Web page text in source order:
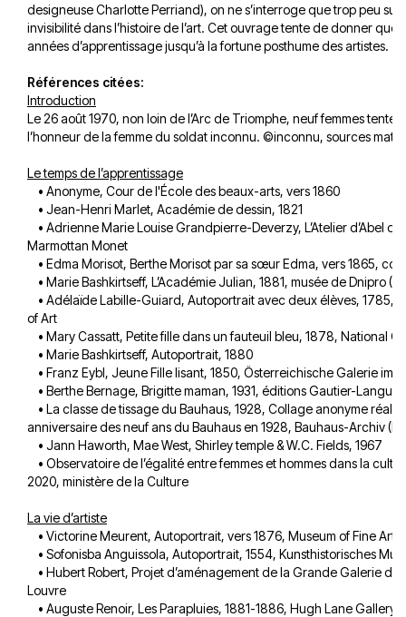
designeuse Charlotte Perriand), on ne s’interroge que trop peu sur
invisibilité dans l’histoire de l’art. Cet ouvrage tente de donner
années d’apprentissage jusqu’à la fortune posthume des artistes.​
Références citées:
Introduction
Le 26 août 1970, non loin de l’Arc de Triomphe, neuf femmes
l’honneur de la femme du soldat inconnu. ©inconnu, sources
Le temps de l’apprentissage
• Anonyme, Cour de l'École des beaux-arts, vers 1860
• Jean-Henri Marlet, Académie de dessin, 1821
• Adrienne Marie Louise Grandpierre-Deverzy, L’Atelier d’Abel
Marmottan Monet
• Edma Morisot, Berthe Morisot par sa sœur Edma, vers 1865,
• Marie Bashkirtseff, L’Académie Julian, 1881, musée de Dnipro
• Adélaïde Labille-Guiard, Autoportrait avec deux élèves, 1785,
of Art
• Mary Cassatt, Petite fille dans un fauteuil bleu, 1878, National
• Marie Bashkirtseff, Autoportrait, 1880
• Franz Eybl, Jeune Fille lisant, 1850, Österreichische Galerie im
• Berthe Bernage, Brigitte maman, 1931, éditions Gautier-
• La classe de tissage du Bauhaus, 1928, Collage anonyme
anniversaire des neuf ans du Bauhaus en 1928, Bauhaus-Archiv
• Jann Haworth, Mae West, Shirley temple & W.C. Fields, 1967
• Observatoire de l’égalité entre femmes et hommes dans la
2020, ministère de la Culture
La vie d’artiste
• Victorine Meurent, Autoportrait, vers 1876, Museum of Fine Arts,
• Sofonisba Anguissola, Autoportrait, 1554, Kunsthistorisches
• Hubert Robert, Projet d’aménagement de la Grande Galerie du
Louvre
• Auguste Renoir, Les Parapluies, 1881-1886, Hugh Lane Gallery